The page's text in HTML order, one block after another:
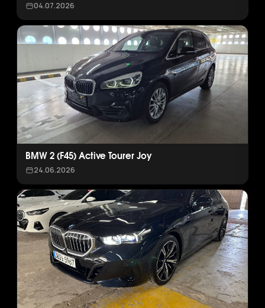
04.07.2026
BMW 2 (F45) Active Tourer Joy
24.06.2026